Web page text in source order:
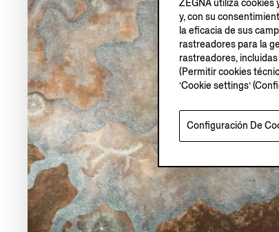
ZEGNA utiliza
y, con su
la eficacia de sus
rastreadores para la
rastreadores,
(Permitir cookies
‘Cookie settings’
Configuración De